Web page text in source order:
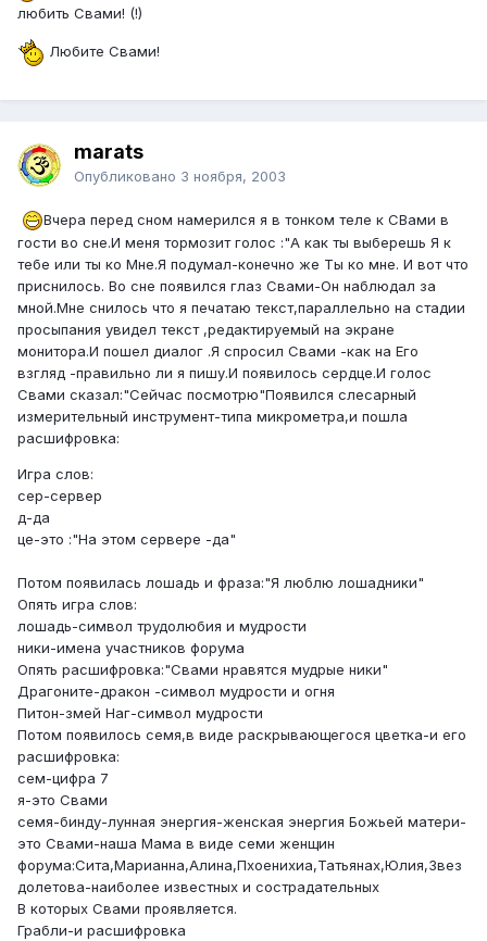
любить Свами! (!)
Любите Свами!
marats
Опубликовано 3 ноября, 2003
Вчера перед сном намерился я в тонком теле к СВами в
гости во сне.И меня тормозит голос :"А как ты выберешь Я к
тебе или ты ко Мне.Я подумал-конечно же Ты ко мне. И вот что
приснилось. Во сне появился глаз Свами-Он наблюдал за
мной.Мне снилось что я печатаю текст,параллельно на стадии
просыпания увидел текст ,редактируемый на экране
монитора.И пошел диалог .Я спросил Свами -как на Его
взгляд -правильно ли я пишу.И появилось сердце.И голос
Свами сказал:"Сейчас посмотрю"Появился слесарный
измерительный инструмент-типа микрометра,и пошла
расшифровка:
Игра слов:
сер-сервер
д-да
це-это :"На этом сервере -да"
Потом появилась лошадь и фраза:"Я люблю лошадники"
Опять игра слов:
лошадь-символ трудолюбия и мудрости
ники-имена участников форума
Опять расшифровка:"Свами нравятся мудрые ники"
Драгоните-дракон -символ мудрости и огня
Питон-змей Наг-символ мудрости
Потом появилось семя,в виде раскрывающегося цветка-и его
расшифровка:
сем-цифра 7
я-это Свами
семя-бинду-лунная энергия-женская энергия Божьей матери-
это Свами-наша Мама в виде семи женщин
форума:Сита,Марианна,Алина,Пхоенихиа,Татьянах,Юлия,Звез
долетова-наиболее известных и сострадательных
В которых Свами проявляется.
Грабли-и расшифровка